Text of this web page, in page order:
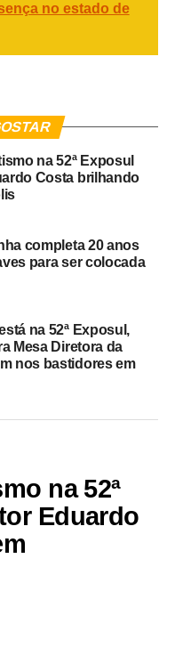
no estado de
na 52ª Exposul
Costa brilhando
completa 20 anos
para ser colocada
na 52ª Exposul,
Mesa Diretora da
nos bastidores em
na 52ª
Eduardo